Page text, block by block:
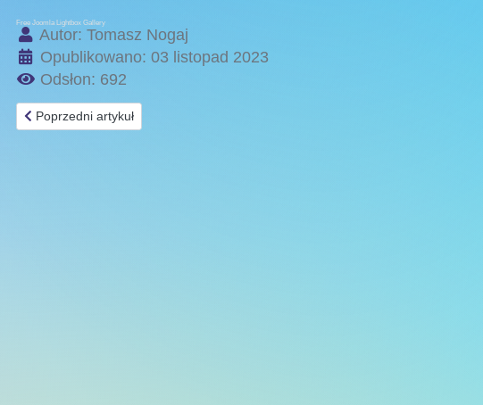
Free Joomla Lightbox Gallery
Autor: Tomasz Nogaj
Opublikowano: 03 listopad 2023
Odsłon: 692
Poprzedni artykuł: XVII Jurajska Liga Rowerowa - runda jesienna
Poprzedni artykuł